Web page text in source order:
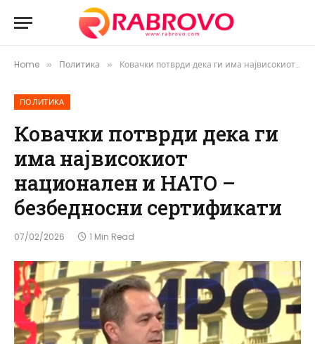
Home » Политика » Ковачки потврди дека ги има највисокиот национален и НАТО – безбедносни сертификати
ПОЛИТИКА
Ковачки потврди дека ги
има највисокиот
национален и НАТО –
безбедносни сертификати
07/02/2026 1 Min Read